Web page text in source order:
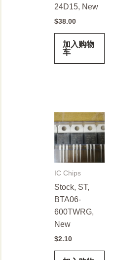
24D15, New
$38.00
加入购物
车
IC Chips
Stock, ST,
BTA06-
600TWRG,
New
$2.10